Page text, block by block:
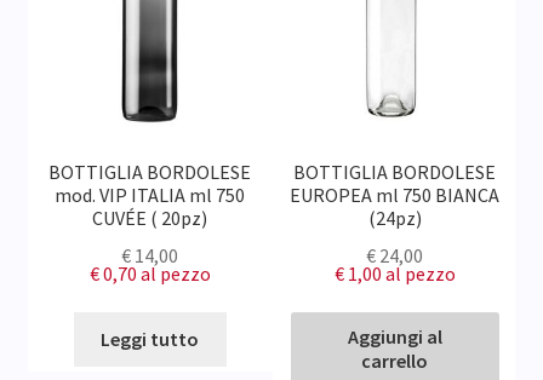
BOTTIGLIA BORDOLESE
mod. VIP ITALIA ml 750
CUVÉE ( 20pz)
€ 14,00
€ 0,70 al pezzo
Leggi tutto
BOTTIGLIA BORDOLESE
EUROPEA ml 750 BIANCA
(24pz)
€ 24,00
€ 1,00 al pezzo
Aggiungi al
carrello